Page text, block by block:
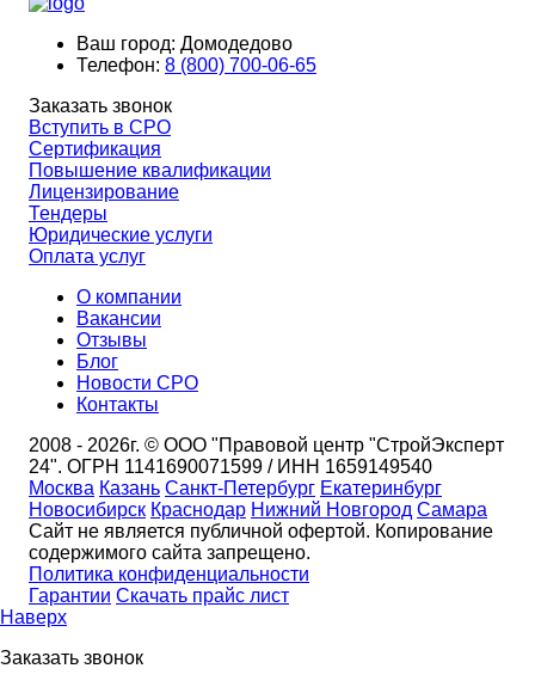
Ваш город: Домодедово
Телефон: 8 (800) 700-06-65
Заказать звонок
Вступить в СРО
Сертификация
Повышение квалификации
Лицензирование
Тендеры
Юридические услуги
Оплата услуг
О компании
Вакансии
Отзывы
Блог
Новости СРО
Контакты
2008 - 2026г. © ООО "Правовой центр "СтройЭксперт
24". ОГРН 1141690071599 / ИНН 1659149540
Москва Казань Санкт-Петербург Екатеринбург
Новосибирск Краснодар Нижний Новгород Самара
Сайт не является публичной офертой. Копирование
содержимого сайта запрещено.
Политика конфиденциальности
Гарантии Скачать прайс лист
Наверх
Заказать звонок